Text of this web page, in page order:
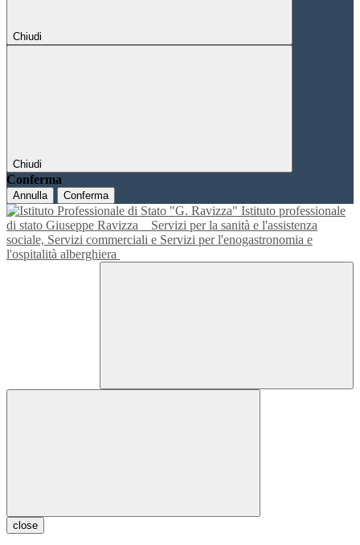
Chiudi
Chiudi
Conferma
Annulla Conferma
Istituto professionale
di stato Giuseppe Ravizza
Servizi per la sanità e l'assistenza
sociale, Servizi commerciali e Servizi per l'enogastronomia e
l'ospitalità alberghiera
close